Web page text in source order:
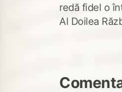
redă fidel o
Al Doilea